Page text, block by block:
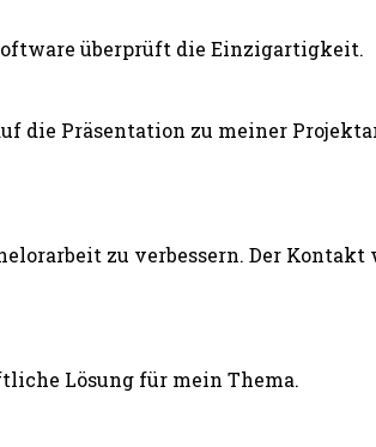
überprüft die Einzigartigkeit.
die Präsentation zu meiner
zu verbessern. Der Kontakt
Lösung für mein Thema.